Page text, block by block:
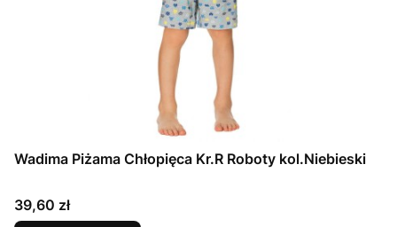
Wadima Piżama Chłopięca Kr.R Roboty kol.Niebieski
Cena
39,60 zł